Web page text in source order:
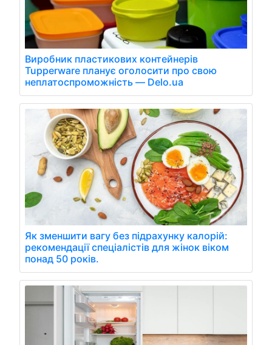
Виробник пластикових контейнерів
Tupperware планує оголосити про свою
неплатоспроможність — Delo.ua
Як зменшити вагу без підрахунку калорій:
рекомендації спеціалістів для жінок віком
понад 50 років.